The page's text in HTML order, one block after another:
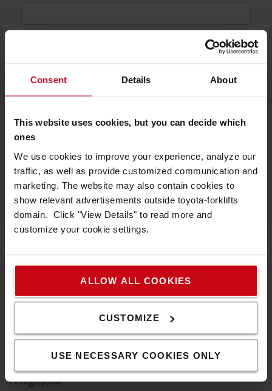
Consent Details About
This website uses cookies, but you can decide which
ones
We use cookies to improve your experience, analyze our
traffic, as well as provide customized communication and
marketing. The website may also contain cookies to
show relevant advertisements outside toyota-forklifts
domain. Click "View Details" to read more and
customize your cookie settings.
ALLOW ALL COOKIES
CUSTOMIZE
USE NECESSARY COOKIES ONLY
Telefonnummer
SKICKA
Om oss
Arbeta hos oss
Lediga jobb